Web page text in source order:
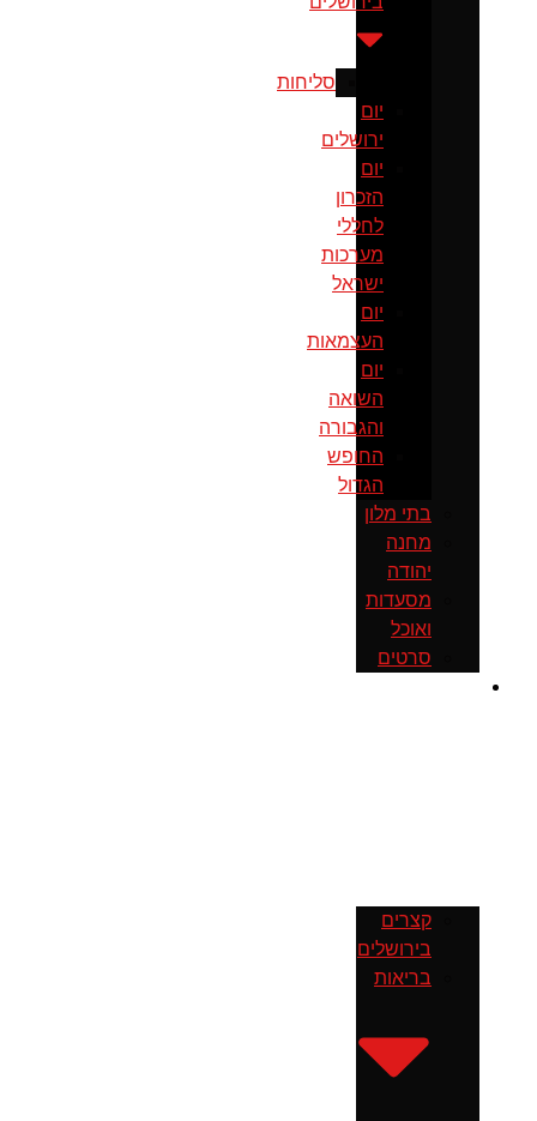
סליחות
יום
ירושלים
יום
הזכרון
לחללי
מערכות
ישראל
יום
העצמאות
יום
השואה
והגבורה
החופש
הגדול
בתי מלון
מחנה
יהודה
מסעדות
ואוכל
סרטים
קצרים
בירושלים
בריאות